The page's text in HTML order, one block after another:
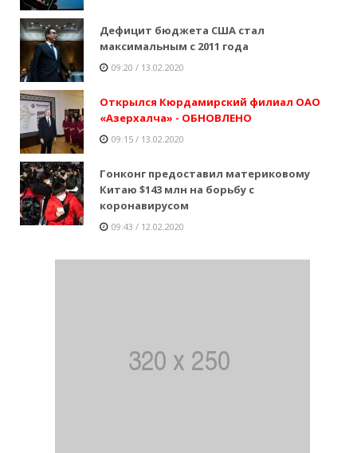
Дефицит бюджета США стал
максимальным с 2011 года
09:20 / 13.02.2020
Открылся Кюрдамирский филиал ОАО
«Азерхалча» - ОБНОВЛЕНО
09:15 / 13.02.2020
Гонконг предоставил материковому
Китаю $143 млн на борьбу с
коронавирусом
09:43 / 12.02.2020